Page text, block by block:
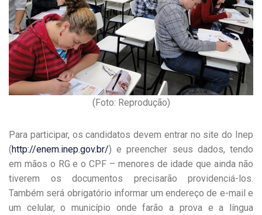
(Foto: Reprodução)
Para participar, os candidatos devem entrar no site do Inep
(http://enem.inep.gov.br/) e preencher seus dados, tendo
em mãos o RG e o CPF – menores de idade que ainda não
tiverem os documentos precisarão providenciá-los.
Também será obrigatório informar um endereço de e-mail e
um celular, o município onde farão a prova e a língua